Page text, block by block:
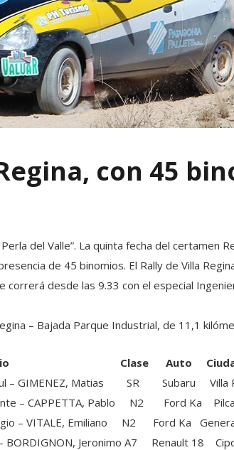
con 45
del Valle”. La quinta fecha del certamen
de 45 binomios. El Rally de Villa
correrá desde las 9.33 con el especial
– Bajada Parque Industrial, de 11,1
Clase Auto
GIMENEZ, Matias SR Subaru Villa
CAPPETTA, Pablo N2 Ford Ka
VITALE, Emiliano N2 Ford Ka
Jeronimo A7 Renault 18